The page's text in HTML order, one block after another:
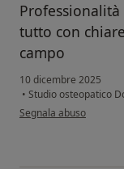
tutto con
campo
10 dicembre 2025
• Studio osteopatico
secondo l'opinione
Segnala abuso